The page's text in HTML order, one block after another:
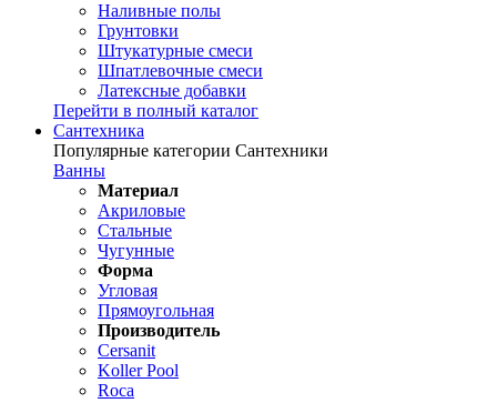
Наливные полы
Грунтовки
Штукатурные смеси
Шпатлевочные смеси
Латексные добавки
Перейти в полный каталог
Сантехника
Популярные категории Сантехники
Ванны
Материал
Акриловые
Стальные
Чугунные
Форма
Угловая
Прямоугольная
Производитель
Cersanit
Koller Pool
Roca